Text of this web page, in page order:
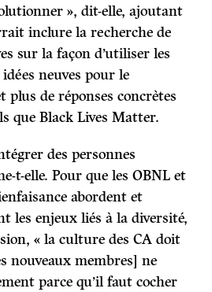
», dit-elle, ajoutant
inclure la recherche de
sur la façon d’utiliser les
neuves pour le
plus de réponses concrètes
que Black Lives Matter.
des personnes
t-elle. Pour que les OBNL et
abordent et
les enjeux liés à la diversité,
« la culture des CA doit
nouveaux membres] ne
parce qu’il faut cocher